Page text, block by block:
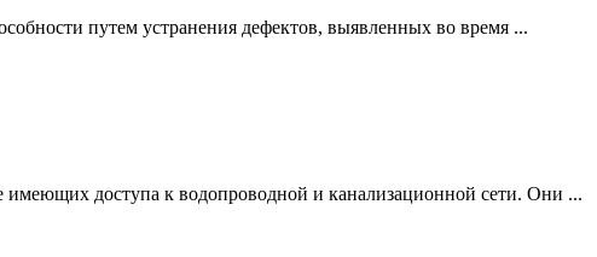
путем устранения дефектов, выявленных во время ...
имеющих доступа к водопроводной и канализационной сети. Они ...